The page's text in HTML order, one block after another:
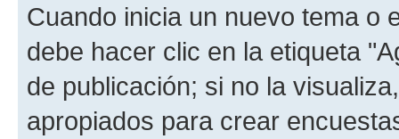
Cuando inicia un nuevo tema o
debe hacer clic en la etiqueta
de publicación; si no la
apropiados para crear